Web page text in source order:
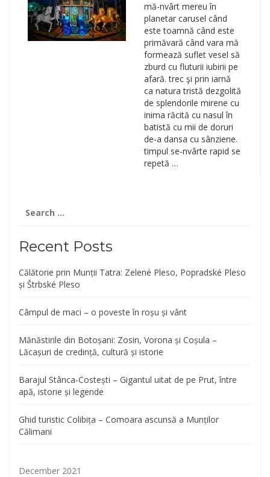
mă-nvârt mereu în
planetar carusel când
este toamnă când este
primăvară când vara mă
formează suflet vesel să
zburd cu fluturii iubirii pe
afară. trec şi prin iarnă
ca natura tristă dezgolită
de splendorile mirene cu
inima răcită cu nasul în
batistă cu mii de doruri
de-a dansa cu sânziene.
timpul se-nvârte rapid se
repetă …
for:
Recent Posts
Călătorie prin Munții Tatra: Zelené Pleso, Popradské Pleso
și Štrbské Pleso
Câmpul de maci – o poveste în roșu și vânt
Mănăstirile din Botoșani: Zosin, Vorona și Coșula –
Lăcașuri de credință, cultură și istorie
Barajul Stânca-Costești – Gigantul uitat de pe Prut, între
apă, istorie și legende
Ghid turistic Colibița – Comoara ascunsă a Munților
Călimani
December 2021